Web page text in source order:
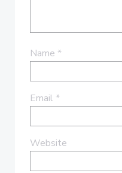
Name *
Email *
Website